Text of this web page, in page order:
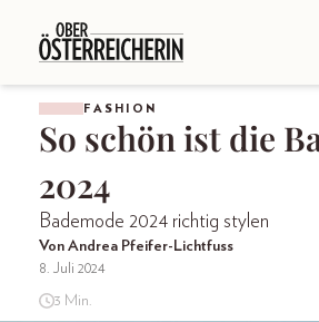
FASHION
So schön ist die
2024
Bademode 2024 richtig stylen
Von Andrea Pfeifer-Lichtfuss
8. Juli 2024
3 Min.